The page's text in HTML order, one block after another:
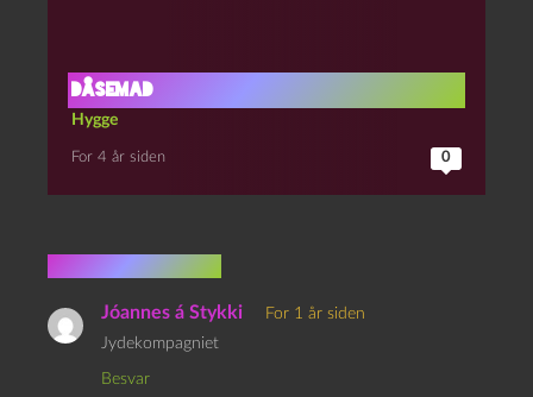
DÅSEMAD
Hygge
For 4 år siden 0
Jóannes á Stykki
For 1 år siden
Jydekompagniet
Besvar